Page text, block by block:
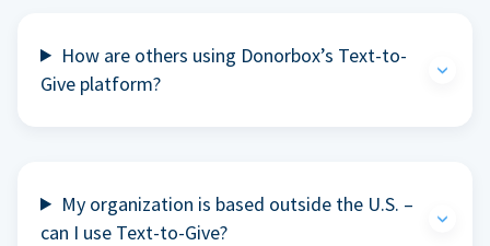
How are others using Donorbox’s Text-to-
Give platform?
My organization is based outside the U.S. –
can I use Text-to-Give?